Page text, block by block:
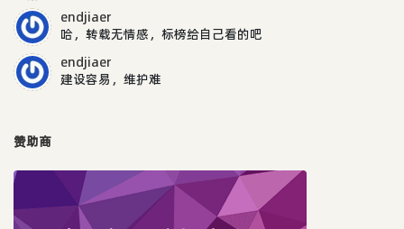
endjiaer
哈，转载无情感，标榜给自己看的吧
endjiaer
建设容易，维护难
赞助商